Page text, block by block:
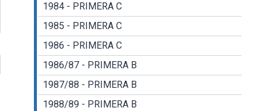
1984 - PRIMERA C
1985 - PRIMERA C
1986 - PRIMERA C
1986/87 - PRIMERA B
1987/88 - PRIMERA B
1988/89 - PRIMERA B